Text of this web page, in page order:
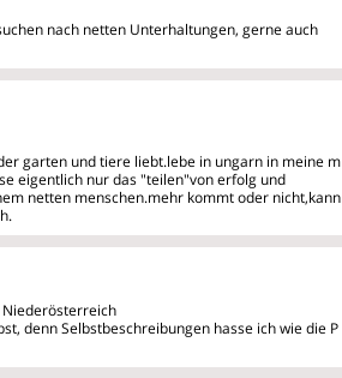
nach netten Unterhaltungen, gerne auch
garten und tiere liebt.lebe in ungarn in meine m
eigentlich nur das "teilen"von erfolg und
netten menschen.mehr kommt oder nicht,kann
denn Selbstbeschreibungen hasse ich wie die P